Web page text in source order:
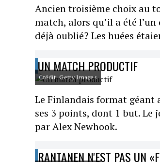
Ancien troisième choix au
match, alors qu’il a été
déjà oublié? Les huées
UN MATCH PRODUCTIF
Crédit: Getty Images
Le Finlandais format géant
ses 3 points, dont 1 but. Le
par Alex Newhook.
RANTANEN N'EST PAS UN